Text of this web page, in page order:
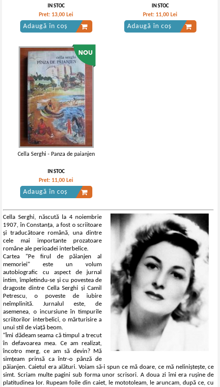
IN STOC
Pret: 13,00 Lei
Adaugă în coș
IN STOC
Pret: 11,00 Lei
Adaugă în coș
Cella Serghi - Panza de paianjen
IN STOC
Pret: 11,00 Lei
Adaugă în coș
Cella Serghi, născută la 4 noiembrie
1907, în Constanța, a fost o scriitoare
și traducătoare română, una dintre
cele mai importante prozatoare
române ale perioadei interbelice.
Cartea "Pe firul de păianjen al
memoriei" este un volum
autobiografic cu aspect de jurnal
intim, împletindu-se și cu povestea de
dragoste dintre Cella Serghi și Camil
Petrescu, o poveste de iubire
neîmplinită. Jurnalul este, de
asemenea, o incursiune în timpurile
scriitorilor interbelici, o mărturisire a
unui stil de viață beom.
"Îmi dădeam seama că timpul a trecut
în defavoarea mea. Ce am realizat,
încotro merg, ce am să devin? Mă
simțeam prinsă ca într-o pânză de
păianjen. Caietul era alături. Voiam să-i spun ce mă doare, ce mă neliniștește, ce
simt. Scriam multe pagini sub forma unor scrisori. A doua zi îmi era rușine de
platitudinea lor. Rupeam foile din caiet, le mototoleam, le aruncam, după ce, cu